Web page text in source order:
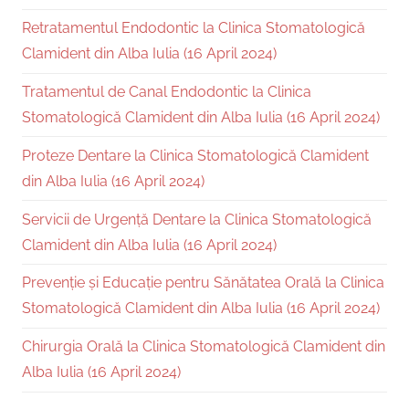
Retratamentul Endodontic la Clinica Stomatologică
Clamident din Alba Iulia (16 April 2024)
Tratamentul de Canal Endodontic la Clinica
Stomatologică Clamident din Alba Iulia (16 April 2024)
Proteze Dentare la Clinica Stomatologică Clamident
din Alba Iulia (16 April 2024)
Servicii de Urgență Dentare la Clinica Stomatologică
Clamident din Alba Iulia (16 April 2024)
Prevenție și Educație pentru Sănătatea Orală la Clinica
Stomatologică Clamident din Alba Iulia (16 April 2024)
Chirurgia Orală la Clinica Stomatologică Clamident din
Alba Iulia (16 April 2024)